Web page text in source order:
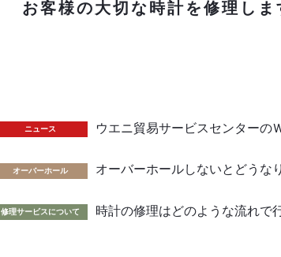
お客様の大切な時計を修理しま
ニュース ウエニ貿易サービスセンターの
オーバーホール オーバーホールしないとどうな
修理サービスについて 時計の修理はどのような流れで